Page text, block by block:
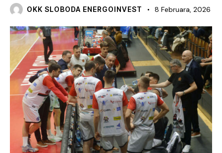
OKK SLOBODA ENERGOINVEST 8 Februara, 2026